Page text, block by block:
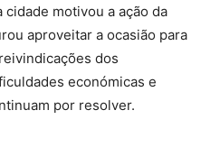
motivou a ação da
aproveitar a ocasião para
dos
económicas e
por resolver.